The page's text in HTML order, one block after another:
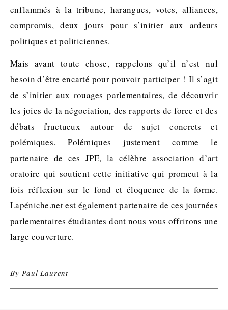
enflammés à la tribune, harangues, votes, alliances,
compromis, deux jours pour s’initier aux ardeurs
politiques et politiciennes.
Mais avant toute chose, rappelons qu’il n’est nul
besoin d’être encarté pour pouvoir participer ! Il s’agit
de s’initier aux rouages parlementaires, de découvrir
les joies de la négociation, des rapports de force et des
débats fructueux autour de sujet concrets et
polémiques. Polémiques justement comme le
partenaire de ces JPE, la célèbre association d’art
oratoire qui soutient cette initiative qui promeut à la
fois réflexion sur le fond et éloquence de la forme.
Lapéniche.net est également partenaire de ces journées
parlementaires étudiantes dont nous vous offrirons une
large couverture.
ByPaul Laurent